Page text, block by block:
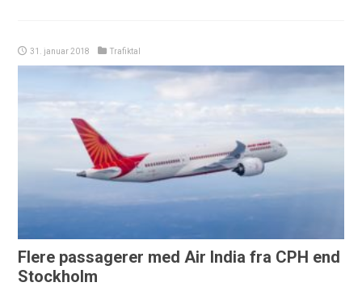
31. januar 2018 Trafiktal
Flere passagerer med Air India fra CPH end
Stockholm